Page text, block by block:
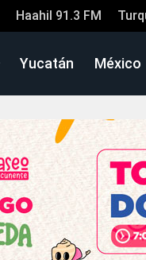
Haahil 91.3 FM
Yucatán México